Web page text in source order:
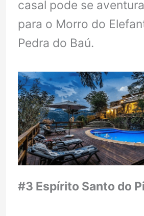
casal pode se
para o Morro do
Pedra do Baú.
#3 Espírito Santo do